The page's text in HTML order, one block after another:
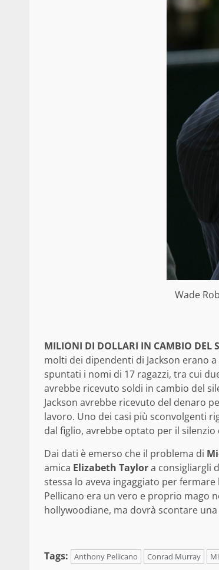
Wade
MILIONI DI DOLLARI IN CAMBIO DEL
molti dei dipendenti di Jackson erano
spuntati i nomi di 17 ragazzi, tra cui
avrebbe ricevuto soldi in cambio del
Jackson avrebbe ricevuto del denaro
lavoro. Uno dei casi più sconvolgenti
dal figlio, avrebbe optato per il
Dai dati è emerso che il problema di
amica Elizabeth Taylora consigliargli
stessa lo aveva ingaggiato per
Pellicano era un vero e proprio mago
hollywoodiane, ma dovrà scontare
Tags: Anthony Pellicano Conrad Murray